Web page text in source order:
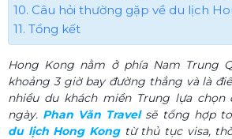
10. Câu hỏi thường gặp về du lịch
11. Tổng kết
Hong Kong nằm ở phía Nam Trung
khoảng 3 giờ bay đường thẳng và là
nhiều du khách miền Trung lựa
ngày. Phan Văn Travelsẽ tổng hợp
du lịch Hong Kongtừ thủ tục visa,